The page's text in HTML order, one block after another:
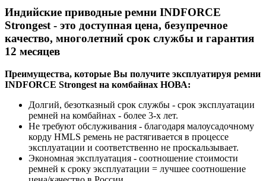
Индийские приводные ремни INDFORCE
Strongest - это доступная цена, безупречное
качество, многолетний срок службы и гарантия
12 месяцев
Преимущества, которые Вы получите эксплуатируя ремни
INDFORCE Strongest на комбайнах НОВА:
Долгий, безотказный срок службы - срок эксплуатации
ремней на комбайнах - более 3-х лет.
Не требуют обслуживания - благодаря малоусадочному
корду HMLS ремень не растягивается в процессе
эксплуатации и соответственно не проскальзывает.
Экономная эксплуатация - соотношение стоимости
ремней к сроку эксплуатации = лучшее соотношение